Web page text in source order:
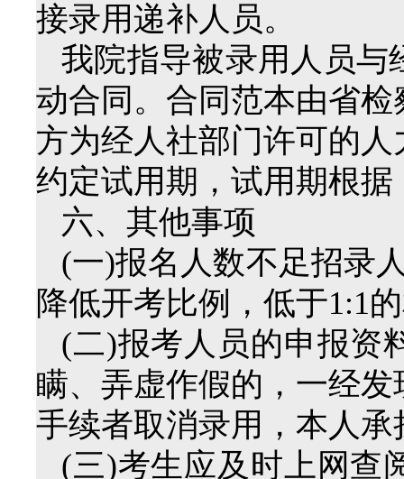
接录用递补人员。
我院指导被录用人员与
动合同。合同范本由省
方为经人社部门许可的
约定试用期，试用期根
六、其他事项
(一)报名人数不足招录
降低开考比例，低于1:1
(二)报考人员的申报资
瞒、弄虚作假的，一经
手续者取消录用，本人
(三)考生应及时上网查